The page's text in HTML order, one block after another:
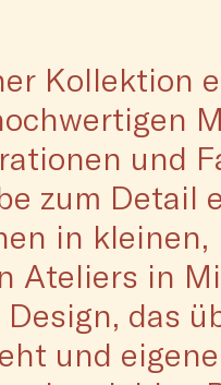
Kollektion
und
zum Detail
in kleinen,
Ateliers in
das
und